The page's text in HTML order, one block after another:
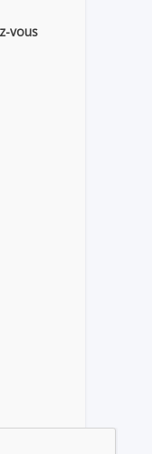
vous